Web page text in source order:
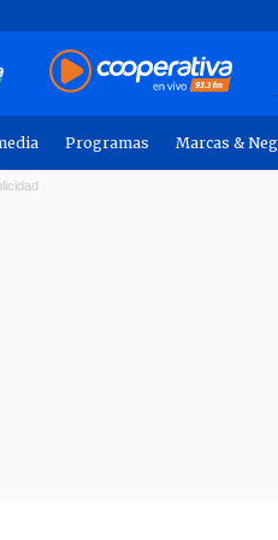
Programas Marcas &